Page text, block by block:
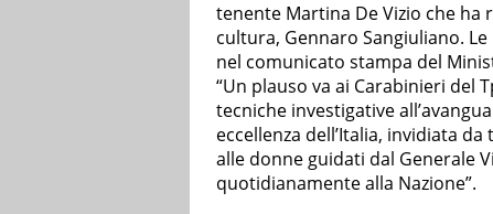
tenente Martina De Vizio che
cultura, Gennaro Sangiuliano. Le
nel comunicato stampa del
“Un plauso va ai Carabinieri del
tecniche investigative
eccellenza dell’Italia, invidiata
alle donne guidati dal Generale
quotidianamente alla Nazione”.